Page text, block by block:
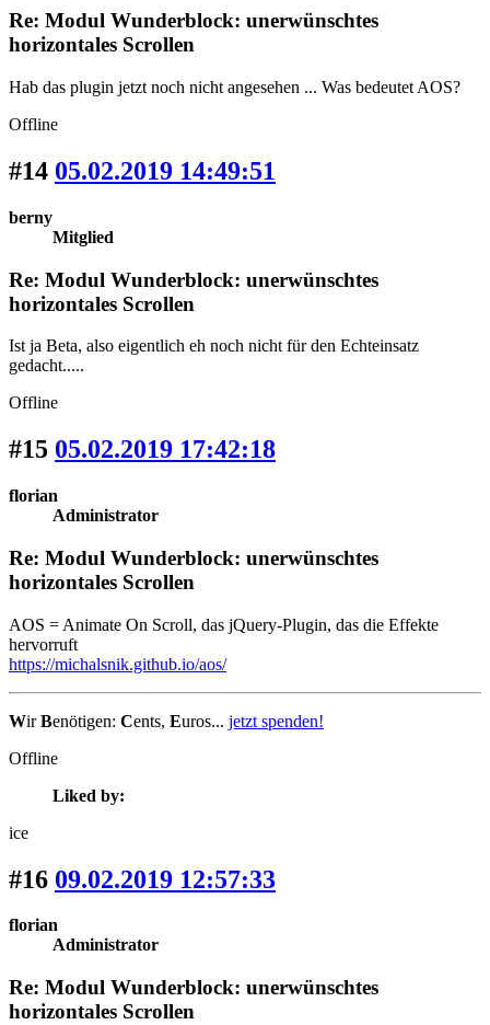
Re: Modul Wunderblock: unerwünschtes
horizontales Scrollen
Hab das plugin jetzt noch nicht angesehen ... Was bedeutet AOS?
Offline
#14 05.02.2019 14:49:51
berny
Mitglied
Re: Modul Wunderblock: unerwünschtes
horizontales Scrollen
Ist ja Beta, also eigentlich eh noch nicht für den Echteinsatz
gedacht.....
Offline
#15 05.02.2019 17:42:18
florian
Administrator
Re: Modul Wunderblock: unerwünschtes
horizontales Scrollen
AOS = Animate On Scroll, das jQuery-Plugin, das die Effekte
hervorruft
https://michalsnik.github.io/aos/
WirBenötigen: Cents, Euros... jetzt spenden!
Offline
Liked by:
ice
#16 09.02.2019 12:57:33
florian
Administrator
Re: Modul Wunderblock: unerwünschtes
horizontales Scrollen